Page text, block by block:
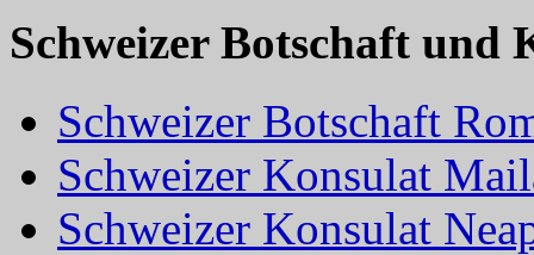
Schweizer Botschaft und
Schweizer Botschaft
Schweizer Konsulat
Schweizer Konsulat